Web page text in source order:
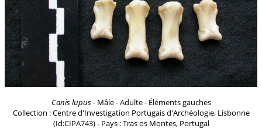
Canis lupus- Mâle - Adulte - Éléments gauches
Collection : Centre d'Investigation Portugais d'Archéologie, Lisbonne
(Id:CIPA743) - Pays : Tras os Montes, Portugal